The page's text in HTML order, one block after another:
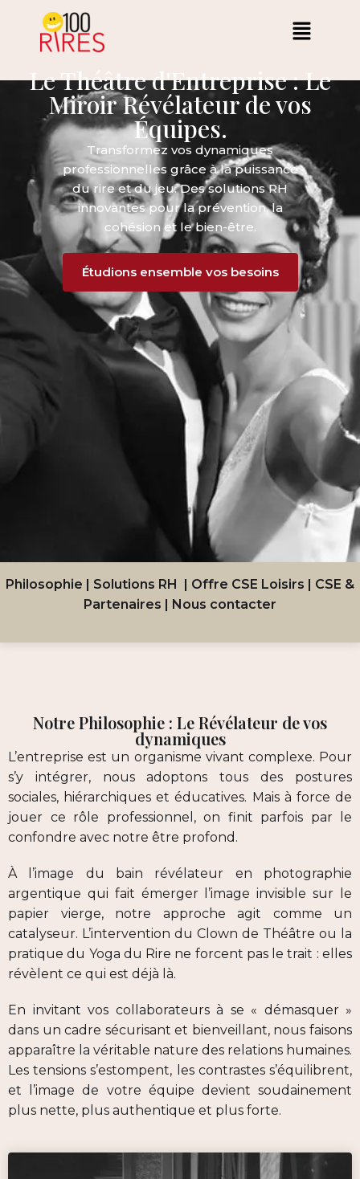
Le Théâtre d'Entreprise : Le
Miroir Révélateur de vos
Équipes.
Transformez vos dynamiques
professionnelles grâce à la puissance
du rire et du jeu. Des solutions RH
innovantes pour la prévention, la
cohésion et le bien-être.
Étudions ensemble vos besoins
Philosophie | Solutions RH | Offre CSE Loisirs | CSE &
Partenaires | Nous contacter
Notre Philosophie : Le Révélateur de vos
dynamiques
L’entreprise est un organisme vivant complexe. Pour
s’y intégrer, nous adoptons tous des postures
sociales, hiérarchiques et éducatives. Mais à force de
jouer ce rôle professionnel, on finit parfois par le
confondre avec notre être profond.
À l’image du bain révélateur en photographie
argentique qui fait émerger l’image invisible sur le
papier vierge, notre approche agit comme un
catalyseur. L’intervention du Clown de Théâtre ou la
pratique du Yoga du Rire ne forcent pas le trait : elles
révèlent ce qui est déjà là.
En invitant vos collaborateurs à se « démasquer »
dans un cadre sécurisant et bienveillant, nous faisons
apparaître la véritable nature des relations humaines.
Les tensions s’estompent, les contrastes s’équilibrent,
et l’image de votre équipe devient soudainement
plus nette, plus authentique et plus forte.